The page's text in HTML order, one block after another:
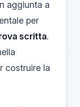
aggiunta a
per
scritta.
costruire la